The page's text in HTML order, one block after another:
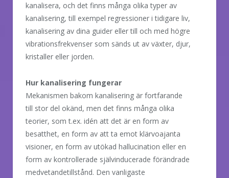
kanalisera, och det finns många olika typer av
kanalisering, till exempel regressioner i tidigare liv,
kanalisering av dina guider eller till och med högre
vibrationsfrekvenser som sänds ut av växter, djur,
kristaller eller jorden.
Hur kanalisering fungerar
Mekanismen bakom kanalisering är fortfarande
till stor del okänd, men det finns många olika
teorier, som t.ex. idén att det är en form av
besatthet, en form av att ta emot klärvoajanta
visioner, en form av utökad hallucination eller en
form av kontrollerade självinducerade förändrade
medvetandetillstånd. Den vanligaste